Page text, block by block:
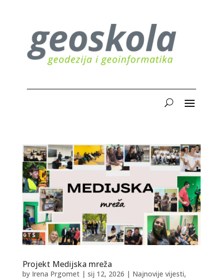
Projekt Medijska mreža
by Irena Prgomet| sij 12, 2026 | Najnovije vijesti,